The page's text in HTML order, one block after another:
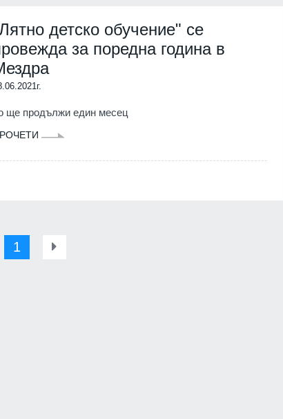
детско обучение" се
за поредна година в
ще продължи един месец
1